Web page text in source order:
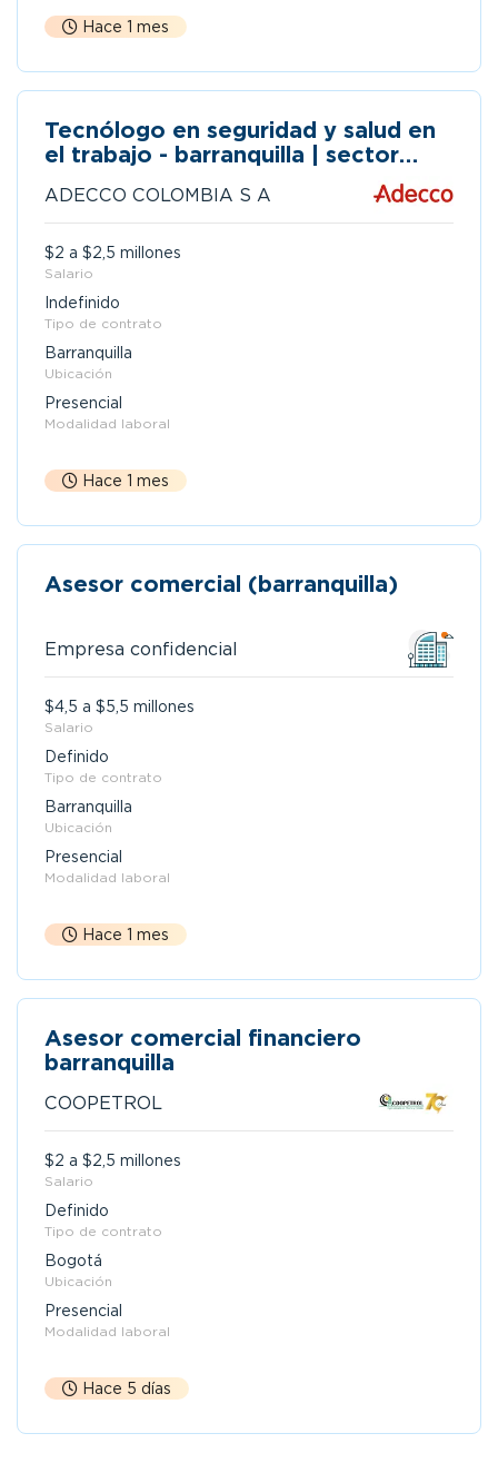
Hace 1 mes
Tecnólogo en seguridad y salud en
el trabajo - barranquilla | sector
ADECCO COLOMBIA S A
$2 a $2,5 millones
Salario
Indefinido
Tipo de contrato
Barranquilla
Ubicación
Presencial
Modalidad laboral
Hace 1 mes
Asesor comercial (barranquilla)
Empresa confidencial
$4,5 a $5,5 millones
Salario
Definido
Tipo de contrato
Barranquilla
Ubicación
Presencial
Modalidad laboral
Hace 1 mes
Asesor comercial financiero
barranquilla
COOPETROL
$2 a $2,5 millones
Salario
Definido
Tipo de contrato
Bogotá
Ubicación
Presencial
Modalidad laboral
Hace 5 días